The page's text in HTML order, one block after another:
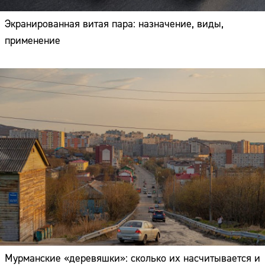
Экранированная витая пара: назначение, виды,
применение
Мурманские «деревяшки»: сколько их насчитывается и